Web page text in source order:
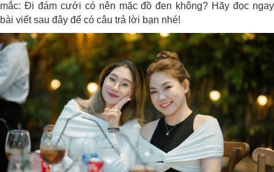
mắc: Đi đám cưới có nên mặc đồ đen không? Hãy đọc ngay
bài viết sau đây để có câu trả lời bạn nhé!